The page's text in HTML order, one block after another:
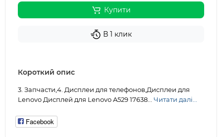
Купити
В 1 клик
Короткий опис
3. Запчасти,4. Дисплеи для телефонов,Дисплеи для
Lenovo Дисплей для Lenovo A529 17638... Читати далі...
Facebook